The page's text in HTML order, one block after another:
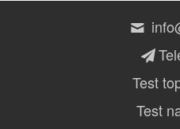
Test
Test